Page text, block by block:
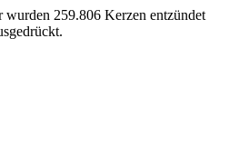
wurden 259.806 Kerzen entzündet